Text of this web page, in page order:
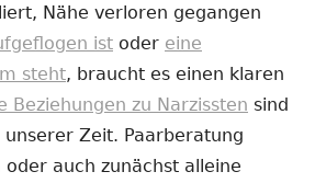
Nähe verloren gegangen
ist oder eine
steht, braucht es einen klaren
Beziehungen zu Narzissten sind
Zeit. Paarberatung
auch zunächst alleine